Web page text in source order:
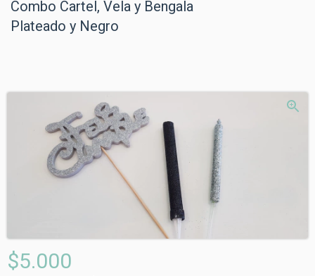
Combo Cartel, Vela y Bengala
Plateado y Negro
$5.000